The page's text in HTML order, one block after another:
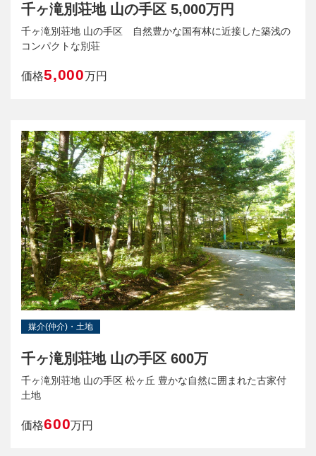
千ヶ滝別荘地 山の手区 5,000万円
千ヶ滝別荘地 山の手区 自然豊かな国有林に近接した築浅の
コンパクトな別荘
価格5,000万円
媒介(仲介)・土地
千ヶ滝別荘地 山の手区 600万
千ヶ滝別荘地 山の手区 松ヶ丘 豊かな自然に囲まれた古家付
土地
価格600万円